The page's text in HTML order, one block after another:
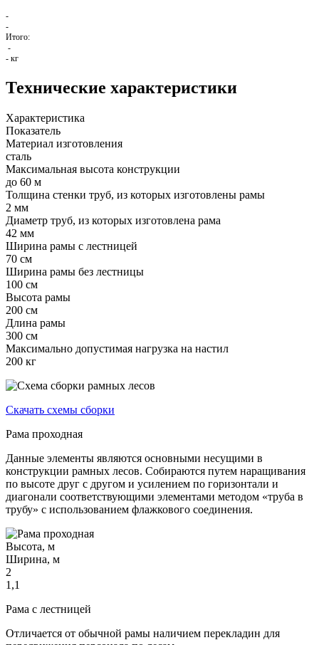
-
-
Итого:
-
- кг
Технические характеристики
Характеристика
Показатель
Материал изготовления
сталь
Максимальная высота конструкции
до 60 м
Толщина стенки труб, из которых изготовлены рамы
2 мм
Диаметр труб, из которых изготовлена рама
42 мм
Ширина рамы с лестницей
70 см
Ширина рамы без лестницы
100 см
Высота рамы
200 см
Длина рамы
300 см
Максимально допустимая нагрузка на настил
200 кг
Скачать схемы сборки
Рама проходная
Данные элементы являются основными несущими в
конструкции рамных лесов. Собираются путем наращивания
по высоте друг с другом и усилением по горизонтали и
диагонали соответствующими элементами методом «труба в
трубу» с использованием флажкового соединения.
Высота, м
Ширина, м
2
1,1
Рама с лестницей
Отличается от обычной рамы наличием перекладин для